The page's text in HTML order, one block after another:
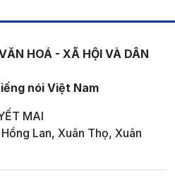
HOÁ - XÃ HỘI VÀ DÂN
nói Việt Nam
MAI
Lan, Xuân Thọ, Xuân